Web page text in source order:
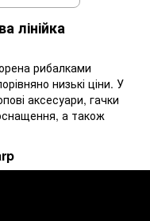
лінійка
рибалками
низькі ціни. У
аксесуари, гачки
а також